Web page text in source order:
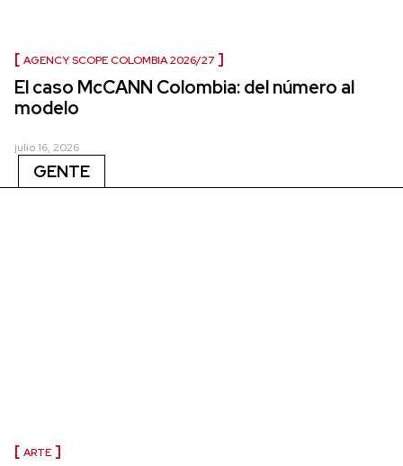
AGENCY SCOPE COLOMBIA 2026/27
El caso McCANN Colombia: del número al
modelo
julio 16, 2026
GENTE
ARTE